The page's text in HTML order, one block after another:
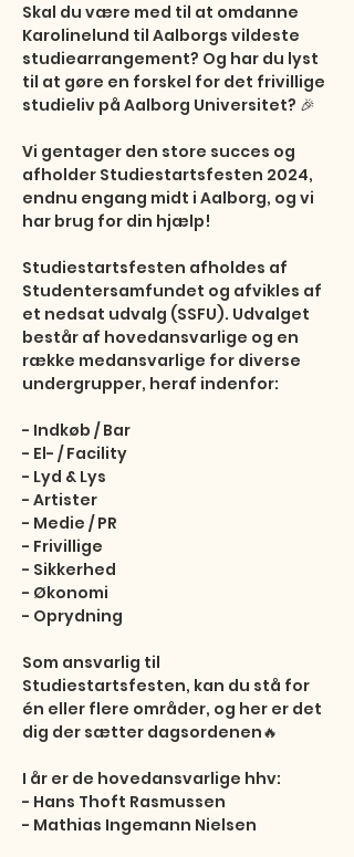
Skal du være med til at omdanne
Karolinelund til Aalborgs vildeste
studiearrangement? Og har du lyst
til at gøre en forskel for det frivillige
studieliv på Aalborg Universitet? 🎉
Vi gentager den store succes og
afholder Studiestartsfesten 2024,
endnu engang midt i Aalborg, og vi
har brug for din hjælp!
Studiestartsfesten afholdes af
Studentersamfundet og afvikles af
et nedsat udvalg (SSFU). Udvalget
består af hovedansvarlige og en
række medansvarlige for diverse
undergrupper, heraf indenfor:
- Indkøb / Bar
- El- / Facility
- Lyd & Lys
- Artister
- Medie / PR
- Frivillige
- Sikkerhed
- Økonomi
- Oprydning
Som ansvarlig til
Studiestartsfesten, kan du stå for
én eller flere områder, og her er det
dig der sætter dagsordenen🔥
I år er de hovedansvarlige hhv:
- Hans Thoft Rasmussen
- Mathias Ingemann Nielsen